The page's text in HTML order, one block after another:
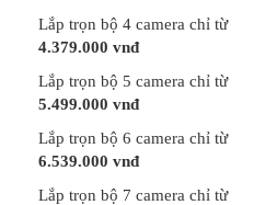
Lắp trọn bộ 4 camera chỉ từ
4.379.000 vnđ
Lắp trọn bộ 5 camera chỉ từ
5.499.000 vnđ
Lắp trọn bộ 6 camera chỉ từ
6.539.000 vnđ
Lắp trọn bộ 7 camera chỉ từ